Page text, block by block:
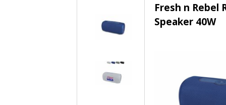
Fresh n Rebel
Speaker 40W